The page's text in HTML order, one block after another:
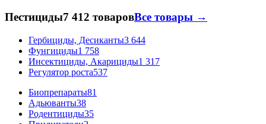
Пестициды7 412 товаровВсе товары →
Гербициды, Десиканты3 644
Фунгициды1 758
Инсектициды, Акарициды1 317
Регулятор роста537
Биопрепараты81
Адьюванты38
Родентициды35